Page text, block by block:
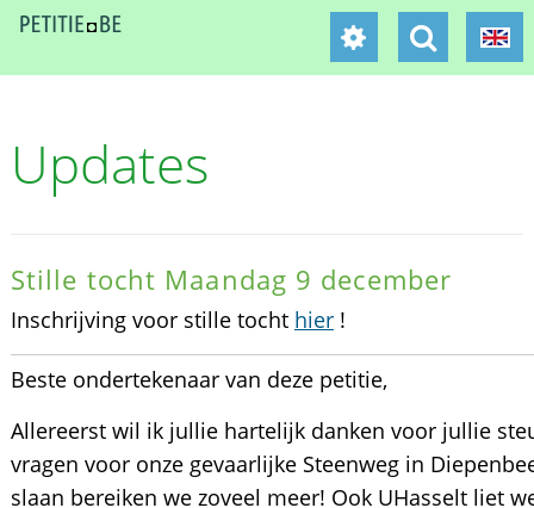
Updates
Stille tocht Maandag 9 december
Inschrijving voor stille tocht hier!
Beste ondertekenaar van deze petitie,
Allereerst wil ik jullie hartelijk danken voor jullie
vragen voor onze gevaarlijke Steenweg in
slaan bereiken we zoveel meer! Ook UHasselt liet